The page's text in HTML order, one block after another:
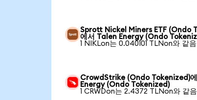
Sprott Nickel Miners ETF (Ondo
에서 Talen Energy (Ondo
1 NIKLon는 0.040101 TLNon와 같음
CrowdStrike (Ondo Tokenized)
Energy (Ondo Tokenized)
1 CRWDon는 2.4372 TLNon와 같음